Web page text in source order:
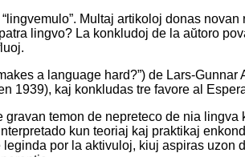
Multaj artikoloj donas
lingvo? La konkludoj de la aŭtoro
a language hard?”) de Lars-
1939), kaj konkludas tre favore al
temon de nepreteco de nia
kun teoriaj kaj praktikaj
por la aktivuloj, kiuj aspiras